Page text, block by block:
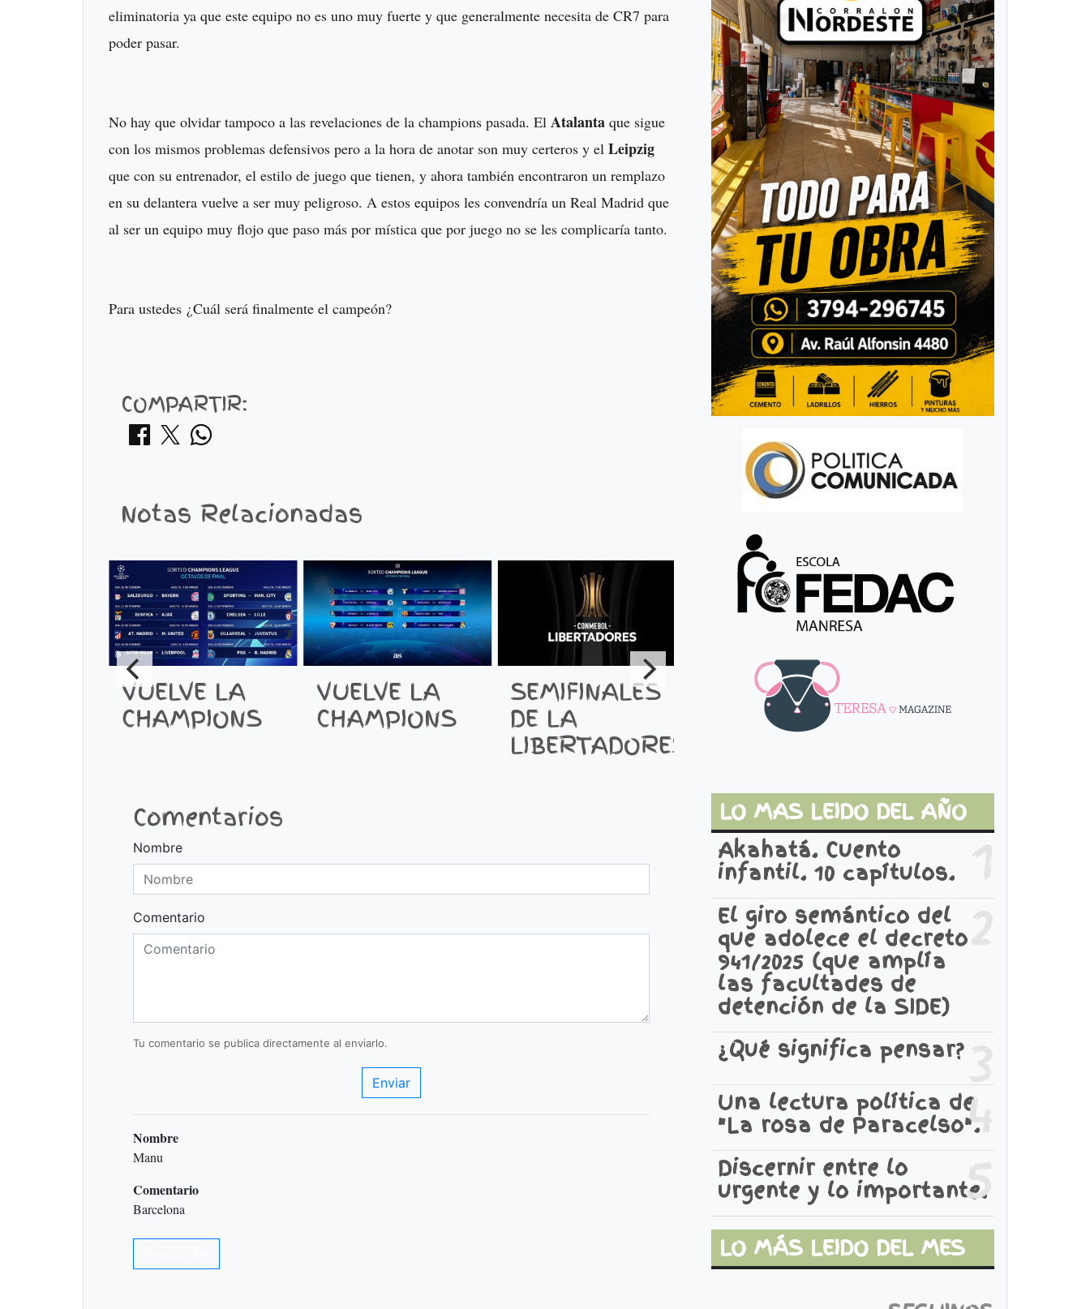
eliminatoria ya que este equipo no es uno muy fuerte y que generalmente necesita de CR7 para
poder pasar.
No hay que olvidar tampoco a las revelaciones de la champions pasada. El Atalanta que sigue
con los mismos problemas defensivos pero a la hora de anotar son muy certeros y el Leipzig
que con su entrenador, el estilo de juego que tienen, y ahora también encontraron un remplazo
en su delantera vuelve a ser muy peligroso. A estos equipos les convendría un Real Madrid que
al ser un equipo muy flojo que paso más por mística que por juego no se les complicaría tanto.
Para ustedes ¿Cuál será finalmente el campeón?
COMPARTIR:
Notas Relacionadas
VUELVE LA
CHAMPIONS
VUELVE LA
CHAMPIONS
SEMIFINALES
DE LA
LIBERTADORES
Comentarios
Nombre
Comentario
Tu comentario se publica directamente al enviarlo.
Enviar
Nombre
Manu
Comentario
Barcelona
LO MAS LEIDO DEL AÑO
1
Akahatá. Cuento
infantil. 10 capítulos.
2
El giro semántico del
que adolece el decreto
941/2025 (que amplía
las facultades de
detención de la SIDE)
3
¿Qué significa pensar?
4
Una lectura política de
"La rosa de Paracelso".
5
Discernir entre lo
urgente y lo importante.
LO MÁS LEIDO DEL MES